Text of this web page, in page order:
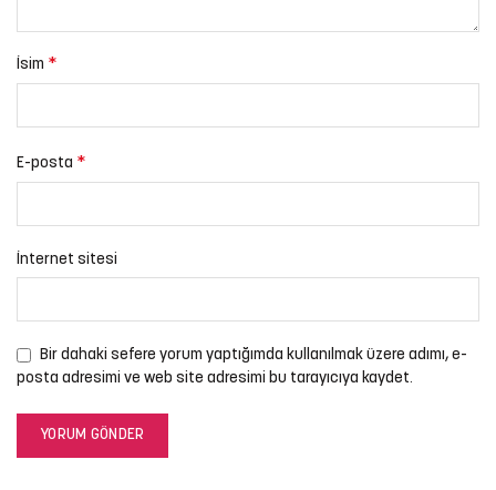
İsim *
E-posta *
İnternet sitesi
Bir dahaki sefere yorum yaptığımda kullanılmak üzere adımı, e-
posta adresimi ve web site adresimi bu tarayıcıya kaydet.